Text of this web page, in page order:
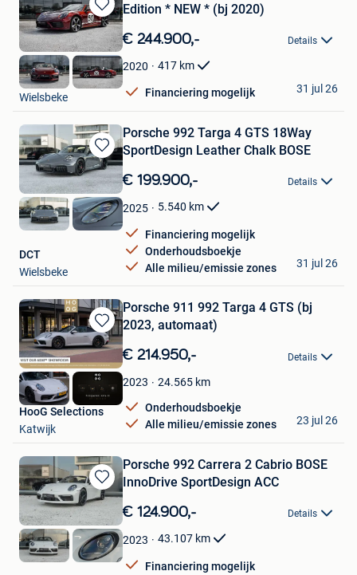
Bewaren
in
Mijn
Favorieten
Edition * NEW * (bj 2020)
€ 244.900,- Details
2020 417 km
Financiering mogelijk
DCT
Wielsbeke
31 jul 26
Bewaren
in
Mijn
Favorieten
Porsche 992 Targa 4 GTS 18Way
SportDesign Leather Chalk BOSE
€ 199.900,- Details
2025 5.540 km
Financiering mogelijk
Onderhoudsboekje
Alle milieu/emissie zones
DCT
Wielsbeke
31 jul 26
Bewaren
in
Mijn
Favorieten
Porsche 911 992 Targa 4 GTS (bj
2023, automaat)
€ 214.950,- Details
2023 24.565 km
Onderhoudsboekje
Alle milieu/emissie zones
HooG Selections
Katwijk
23 jul 26
Bewaren
in
Mijn
Favorieten
Porsche 992 Carrera 2 Cabrio BOSE
InnoDrive SportDesign ACC
€ 124.900,- Details
2023 43.107 km
Financiering mogelijk